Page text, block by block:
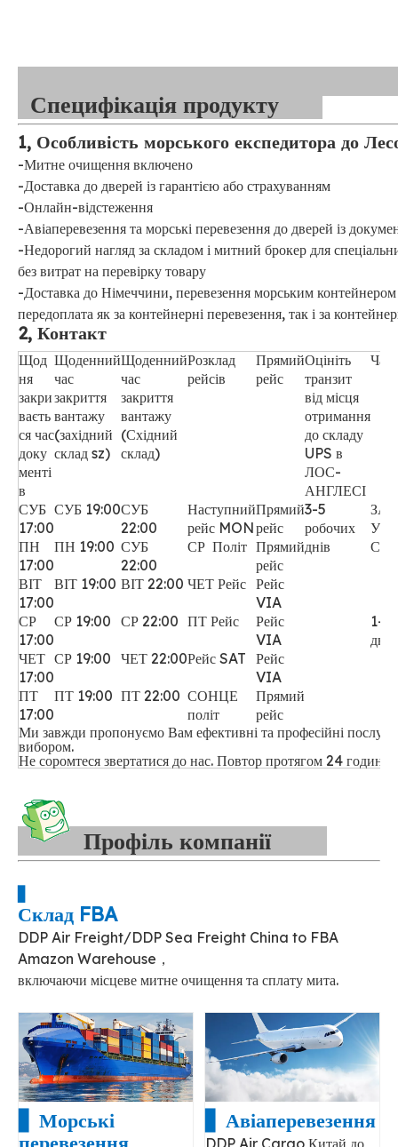
Специфікація продукту
1, Особливість морського експедитора до
-Митне очищення включено
-Доставка до дверей із гарантією або страхуванням
-Онлайн-відстеження
-Авіаперевезення та морські перевезення до дверей із
-Недорогий нагляд за складом і митний брокер для
без витрат на перевірку товару
-Доставка до Німеччини, перевезення морським
передоплата як за контейнерні перевезення, так і за
2, Контакт
Щод
ня
закри
ваєть
ся час
доку
менті
в
Щоденний
час
закриття
вантажу
(західний
склад sz)
Щоденний
час
закриття
вантажу
(Східний
склад)
Розклад
рейсів
Прямий
рейс
Оцініть
транзит
від місця
отримання
до складу
UPS в
ЛОС-
АНГЛЕСІ
Час
СУБ
17:00
СУБ 19:00СУБ
22:00
Наступний
рейс MON
Прямий
рейс
3-5
робочих
днів
ПН
17:00
ПН 19:00 СУБ
22:00
СР Політ Прямий
рейс
ВІТ
17:00
ВІТ 19:00 ВІТ 22:00 ЧЕТ Рейс Рейс
VIA
СР
17:00
СР 19:00 СР 22:00 ПТ Рейс
Рейс
VIA
1-3
дні
ЧЕТ
17:00
СР 19:00 ЧЕТ 22:00Рейс SAT Рейс
VIA
ПТ
17:00
ПТ 19:00 ПТ 22:00 СОНЦЕ
політ
Прямий
рейс
Ми завжди пропонуємо Вам ефективні та професійні
вибором.
Не соромтеся звертатися до нас. Повтор протягом 24 годин!!!
Профіль компанії
Склад FBA
DDP Air Freight/DDP Sea Freight China to FBA
Amazon Warehouse，
включаючи місцеве митне очищення та сплату мита.
▋ Морські
▋ Авіаперевезення
DDP Air Cargo Китай до